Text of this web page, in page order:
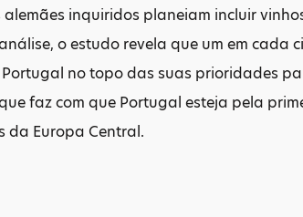
alemães inquiridos planeiam incluir
o estudo revela que um em cada
no topo das suas prioridades
faz com que Portugal esteja pela
da Europa Central.